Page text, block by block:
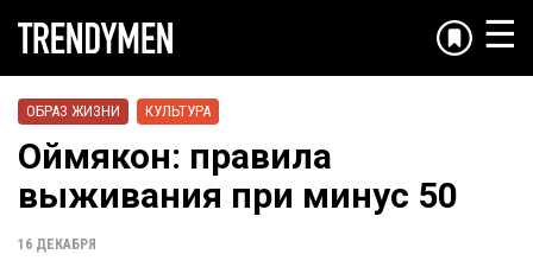
☰
ОБРАЗ ЖИЗНИ КУЛЬТУРА
Оймякон: правила
выживания при минус 50
16 ДЕКАБРЯ